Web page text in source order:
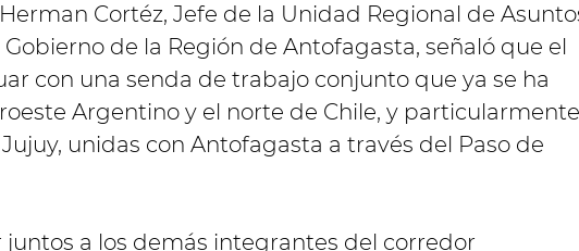
Cortéz, Jefe de la Unidad Regional de
de la Región de Antofagasta, señaló que el
con una senda de trabajo conjunto que ya se ha
Argentino y el norte de Chile, y particularmente
unidas con Antofagasta a través del Paso de
juntos a los demás integrantes del corredor